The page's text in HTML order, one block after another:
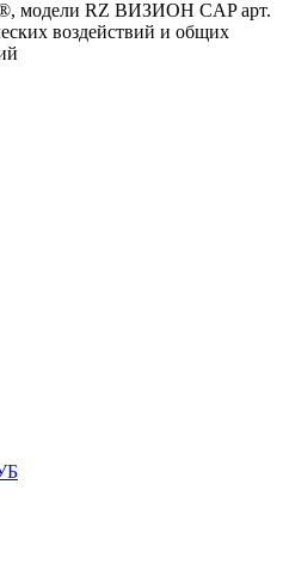
модели RZ ВИЗИОН CAP арт.
воздействий и общих